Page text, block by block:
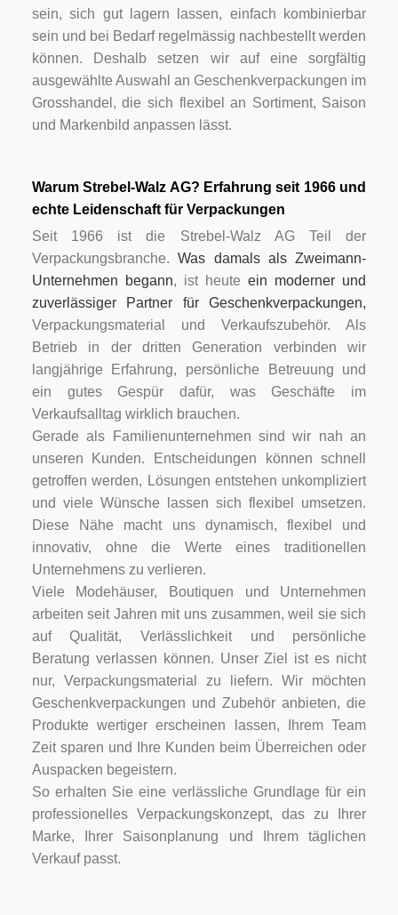
sein, sich gut lagern lassen, einfach kombinierbar
sein und bei Bedarf regelmässig nachbestellt werden
können. Deshalb setzen wir auf eine sorgfältig
ausgewählte Auswahl an Geschenkverpackungen im
Grosshandel, die sich flexibel an Sortiment, Saison
und Markenbild anpassen lässt.
Warum Strebel-Walz AG? Erfahrung seit 1966 und
echte Leidenschaft für Verpackungen
Seit 1966 ist die Strebel-Walz AG Teil der
Verpackungsbranche.Was damals als Zweimann-
Unternehmen begann, ist heuteein moderner und
zuverlässiger Partner für Geschenkverpackungen,
Verpackungsmaterial und Verkaufszubehör. Als
Betrieb in der dritten Generation verbinden wir
langjährige Erfahrung, persönliche Betreuung und
ein gutes Gespür dafür, was Geschäfte im
Verkaufsalltag wirklich brauchen.
Gerade als Familienunternehmen sind wir nah an
unseren Kunden. Entscheidungen können schnell
getroffen werden, Lösungen entstehen unkompliziert
und viele Wünsche lassen sich flexibel umsetzen.
Diese Nähe macht uns dynamisch, flexibel und
innovativ, ohne die Werte eines traditionellen
Unternehmens zu verlieren.
Viele Modehäuser, Boutiquen und Unternehmen
arbeiten seit Jahren mit uns zusammen, weil sie sich
auf Qualität, Verlässlichkeit und persönliche
Beratung verlassen können. Unser Ziel ist es nicht
nur, Verpackungsmaterial zu liefern. Wir möchten
Geschenkverpackungen und Zubehör anbieten, die
Produkte wertiger erscheinen lassen, Ihrem Team
Zeit sparen und Ihre Kunden beim Überreichen oder
Auspacken begeistern.
So erhalten Sie eine verlässliche Grundlage für ein
professionelles Verpackungskonzept, das zu Ihrer
Marke, Ihrer Saisonplanung und Ihrem täglichen
Verkauf passt.